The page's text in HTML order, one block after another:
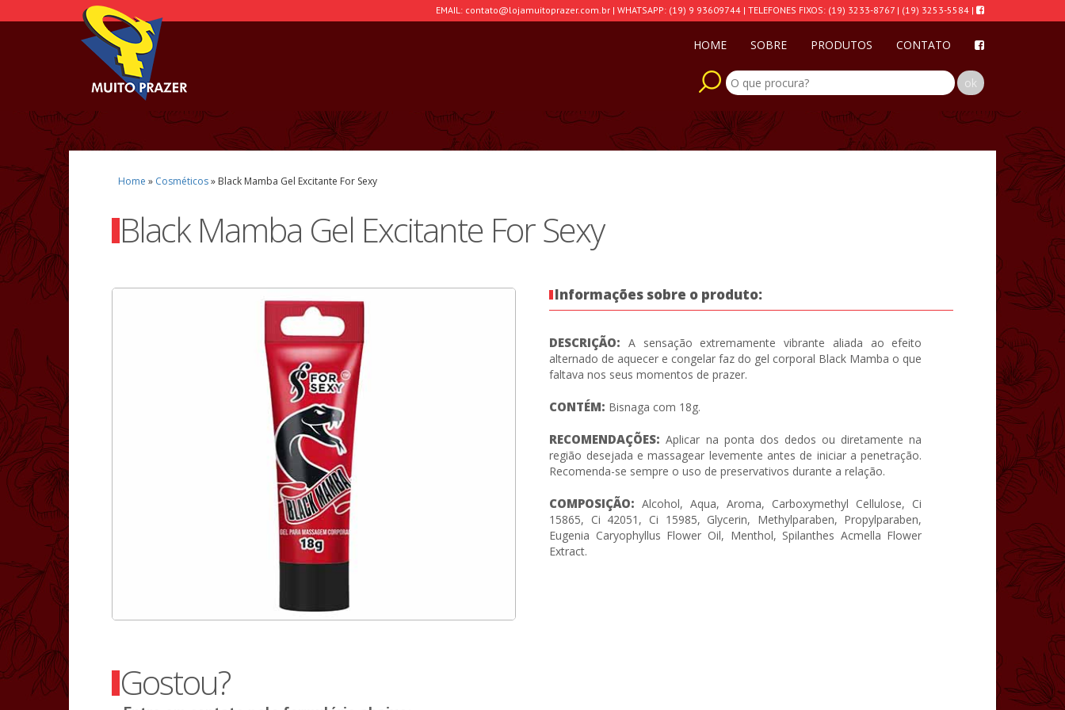
EMAIL: contato@lojamuitoprazer.com.br | WHATSAPP: (19) 9 93609744 | TELEFONES FIXOS: (19) 3233-8767 | (19) 3253-5584 |
CONTATO
PRODUTOS
SOBRE
HOME
Home » Cosméticos» Black Mamba Gel Excitante For Sexy
Black Mamba Gel Excitante For Sexy
Informações sobre o produto:
DESCRIÇÃO: A sensação extremamente vibrante aliada ao efeito
alternado de aquecer e congelar faz do gel corporal Black Mamba o que
faltava nos seus momentos de prazer.
CONTÉM: Bisnaga com 18g.
RECOMENDAÇÕES: Aplicar na ponta dos dedos ou diretamente na
região desejada e massagear levemente antes de iniciar a penetração.
Recomenda-se sempre o uso de preservativos durante a relação.
COMPOSIÇÃO: Alcohol, Aqua, Aroma, Carboxymethyl Cellulose, Ci
15865, Ci 42051, Ci 15985, Glycerin, Methylparaben, Propylparaben,
Eugenia Caryophyllus Flower Oil, Menthol, Spilanthes Acmella Flower
Extract.
Gostou?